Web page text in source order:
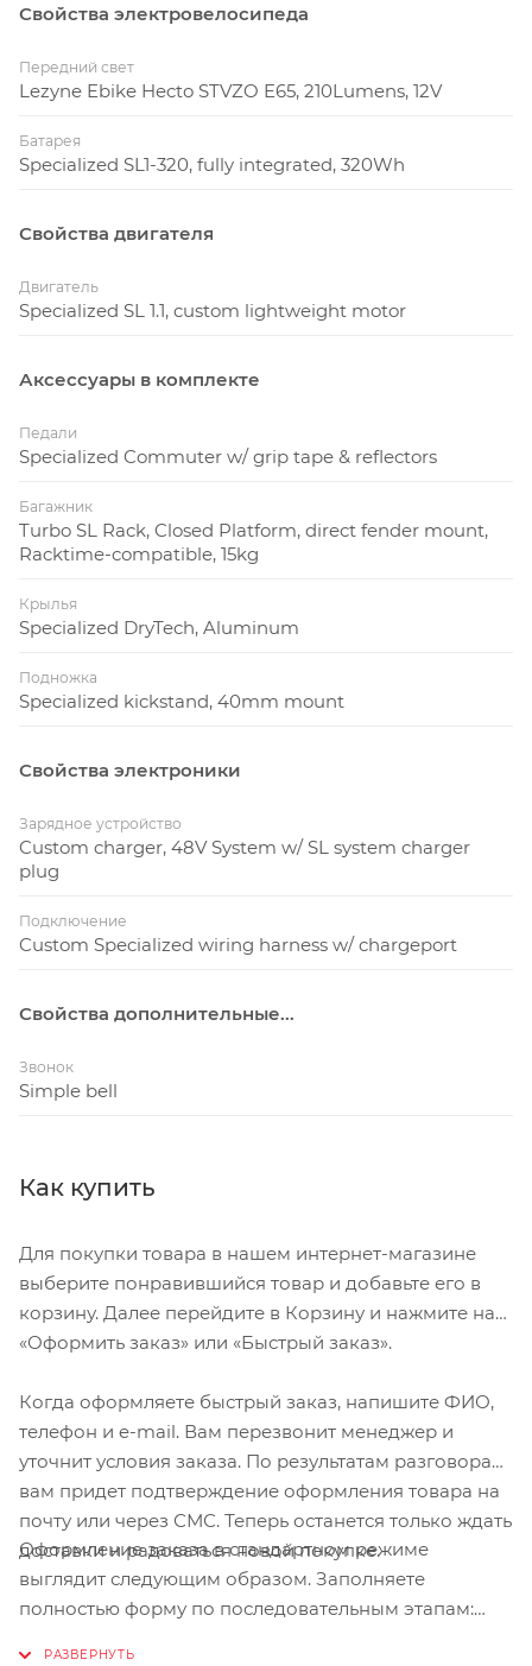
Свойства электровелосипеда
Передний свет
Lezyne Ebike Hecto STVZO E65, 210Lumens, 12V
Батарея
Specialized SL1-320, fully integrated, 320Wh
Свойства двигателя
Двигатель
Specialized SL 1.1, custom lightweight motor
Аксессуары в комплекте
Педали
Specialized Commuter w/ grip tape & reflectors
Багажник
Turbo SL Rack, Closed Platform, direct fender mount,
Racktime-compatible, 15kg
Крылья
Specialized DryTech, Aluminum
Подножка
Specialized kickstand, 40mm mount
Свойства электроники
Зарядное устройство
Custom charger, 48V System w/ SL system charger
plug
Подключение
Custom Specialized wiring harness w/ chargeport
Свойства дополнительные...
Звонок
Simple bell
Как купить
Для покупки товара в нашем интернет-магазине
выберите понравившийся товар и добавьте его в
корзину. Далее перейдите в Корзину и нажмите на
«Оформить заказ» или «Быстрый заказ».
Когда оформляете быстрый заказ, напишите ФИО,
телефон и e-mail. Вам перезвонит менеджер и
уточнит условия заказа. По результатам разговора
вам придет подтверждение оформления товара на
почту или через СМС. Теперь останется только ждать
доставки и радоваться новой покупке.
Оформление заказа в стандартном режиме
выглядит следующим образом. Заполняете
полностью форму по последовательным этапам: